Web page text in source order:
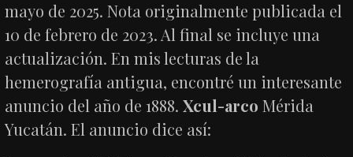
mayo de 2025. Nota originalmente publicada el
10 de febrero de 2023. Al final se incluye una
actualización. En mis lecturas de la
hemerografía antigua, encontré un interesante
anuncio del año de 1888.Xcul-arco Mérida
Yucatán. El anuncio dice así: